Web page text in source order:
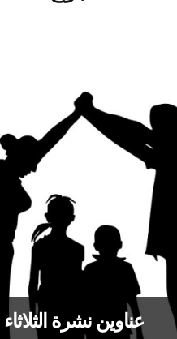
عناوين نشرة الثلاثاء 17 آذار 2020: تمتين الروابط العائلية